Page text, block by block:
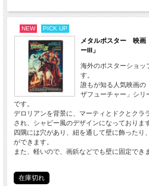
NEW PICK UP
メタルポスター 映画
ーIII」
海外のポスターショッ
す。
誰もが知る人気映画の
ザフューチャー」シリ
です。
デロリアンを背景に、マーティとドクとクラ
され、シャビー風のデザインになっております
四隅には穴があり、紐を通して壁に飾ったり
ができます。
また、軽いので、画鋲などでも壁に固定でき
在庫切れ